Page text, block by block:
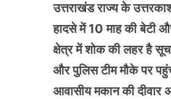
उत्तराखंड राज्य के
हादसे में 10 माह की बेटी
क्षेत्र में शोक की लहर है
और पुलिस टीम मौके पर
आवासीय मकान की